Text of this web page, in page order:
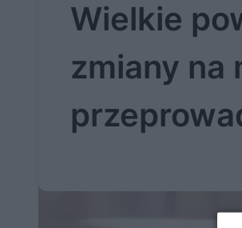
Wielkie
zmiany na